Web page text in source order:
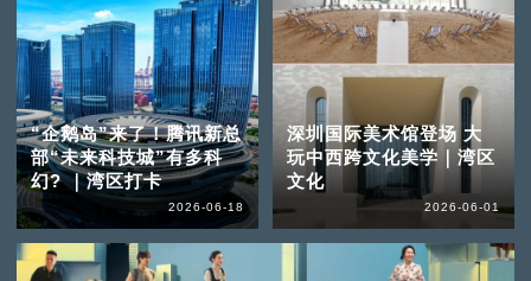
“企鹅岛”来了！腾讯新总
部“未来科技城”有多科
幻? ｜湾区打卡
2026-06-18
深圳国际美术馆登场 大
玩中西跨文化美学｜湾区
文化
2026-06-01